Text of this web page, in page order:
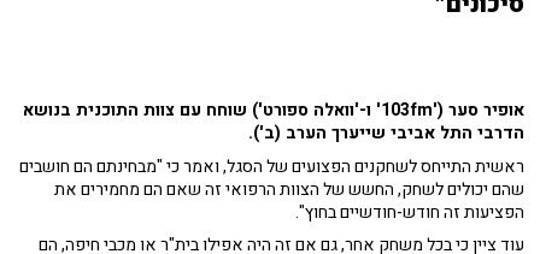
אופיר סער ('103fm' ו-'וואלה ספורט') שוחח עם צוות התוכנית בנושא
הדרבי התל אביבי שייערך הערב (ב').
ראשית התייחס לשחקנים הפצועים של הסגל, ואמר כי "מבחינתם הם חושבים
שהם יכולים לשחק, החשש של הצוות הרפואי זה שאם הם מחמירים את
הפציעות זה חודש-חודשיים בחוץ".
עוד ציין כי בכל משחק אחר, גם אם זה היה אפילו בית"ר או מכבי חיפה, הם